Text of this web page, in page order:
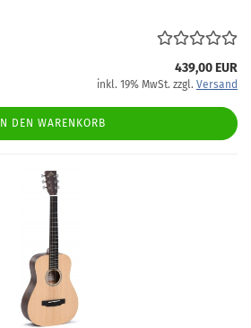
439,00 EUR
inkl. 19% MwSt. zzgl. Versand
IN DEN WARENKORB